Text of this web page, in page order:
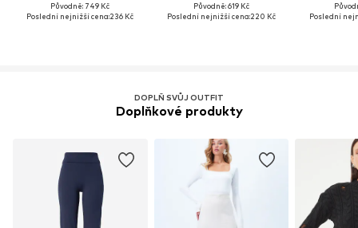
Původně: 749 Kč
Poslední nejnižší cena:236 Kč
Původně: 619 Kč
Poslední nejnižší cena:220 Kč
Poslední
DOPLŇ SVŮJ OUTFIT
Doplňkové produkty